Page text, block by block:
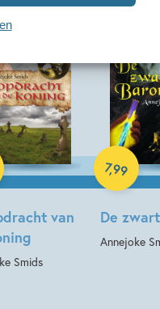
van
Smids
De
Annejoke
7,99
E-book